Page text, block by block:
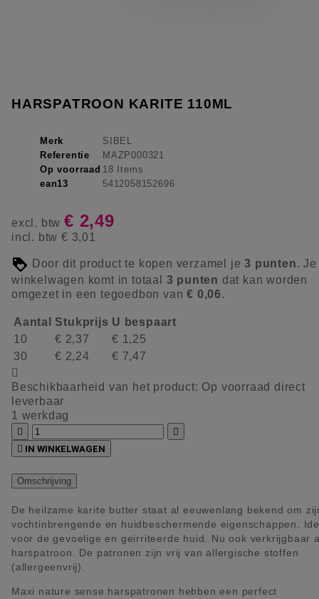
HARSPATROON KARITE 110ML
Merk
SIBEL
Referentie
MAZP000321
Op voorraad 18 Items
ean13
5412058152696
excl. btw € 2,49
incl. btw € 3,01
Door dit product te kopen verzamel je3 punten. Je
winkelwagen komt in totaal 3 punten dat kan worden
omgezet in een tegoedbon van€ 0,06.
Aantal Stukprijs U bespaart
10
€ 2,37
€ 1,25
30
€ 2,24
€ 7,47

Beschikbaarheid van het product: Op voorraad direct
leverbaar
1 werkdag


 IN WINKELWAGEN
Omschrijving
De heilzame karite butter staat al eeuwenlang bekend om
vochtinbrengende en huidbeschermende eigenschappen.
voor de gevoelige en geirriteerde huid. Nu ook verkrijgbaar
harspatroon. De patronen zijn vrij van allergische stoffen
(allergeenvrij).
Maxi nature sense harspatronen hebben een perfect